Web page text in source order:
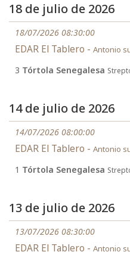
18 de julio de 2026
18/07/2026 08:30:00
EDAR El Tablero - Antonio
3 Tórtola Senegalesa
14 de julio de 2026
14/07/2026 08:00:00
EDAR El Tablero - Antonio
1 Tórtola Senegalesa
13 de julio de 2026
13/07/2026 08:30:00
EDAR El Tablero - Antonio